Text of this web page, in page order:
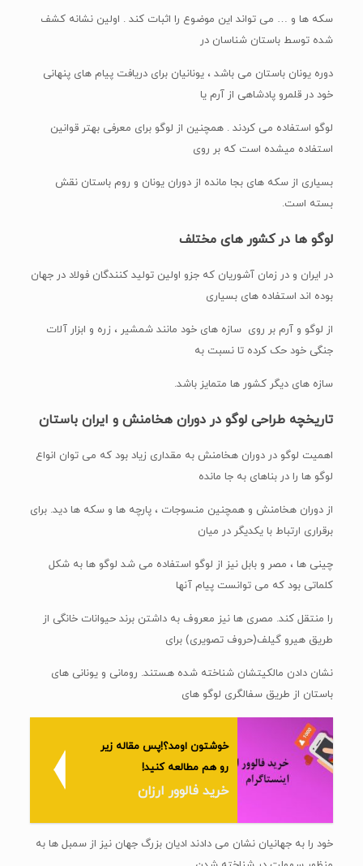
سکه ها و … می تواند این موضوع را اثبات کند . اولین نشانه کشف
شده توسط باستان شناسان در
دوره یونان باستان می باشد ، یونانیان برای دریافت پیام های پنهانی
خود در قلمرو پادشاهی از آرم یا
لوگو استفاده می کردند . همچنین از لوگو برای معرفی بهتر قوانین
استفاده میشده است که بر روی
بسیاری از سکه های بجا مانده از دوران یونان و روم باستان نقش
بسته است.
لوگو ها در کشور های مختلف
در ایران و در زمان آشوریان که جزو اولین تولید کنندگان فولاد در جهان
بوده اند استفاده های بسیاری
از لوگو و آرم بر روی سازه های خود مانند شمشیر ، زره و ابزار آلات
جنگی خود حک کرده تا نسبت به
سازه های دیگر کشور ها متمایز باشد.
تاریخچه طراحی لوگو در دوران هخامنش و ایران باستان
اهمیت لوگو در دوران هخامنش به مقداری زیاد بود که می توان انواع
لوگو ها را در بناهای به جا مانده
از دوران هخامنش و همچنین منسوجات ، پارچه ها و سکه ها دید. برای
برقراری ارتباط با یکدیگر در میان
چینی ها ، مصر و بابل نیز از لوگو استفاده می شد لوگو ها به شکل
کلماتی بود که می توانست پیام آنها
را منتقل کند. مصری ها نیز معروف به داشتن برند حیوانات خانگی از
طریق هیرو گیلف(حروف تصویری) برای
نشان دادن مالکیتشان شناخته شده هستند. رومانی و یونانی های
باستان از طریق سفالگری لوگو های
خوشتون اومد؟!پس مقاله زیر
رو هم مطالعه کنید!
خرید فالوور ارزان
خود را به جهانیان نشان می دادند ادیان بزرگ جهان نیز از سمبل ها به